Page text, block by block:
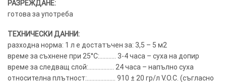
РАЗРЕЖДАНЕ:
готова за употреба
ТЕХНИЧЕСКИ ДАННИ:
разходна норма: 1 л е достатъчен за: 3,5 – 5 м2
време за съхнене при 25°C:……….. 3-4 часа – суха на допир
време за следващ слой:…………….. 24 часа – напълно суха
относителна плътност:………………. 910 ± 20 гр/л V.O.C. (съгласно